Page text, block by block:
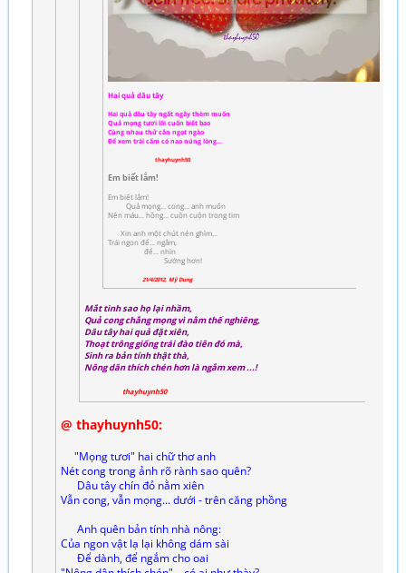
Hai quả dâu tây
Hai quả dâu tây ngất ngây thèm muốn
Quả mọng tươi lôi cuốn biết bao
Cùng nhau thử cắn ngọt ngào
Để xem trái cấm có nao núng lòng...
thayhuynh50
Em biết lắm!
Em biết lắm!
Quả mọng... cong... anh muốn
Nên máu... hồng... cuồn cuộn trong tim
Xin anh một chút nén ghìm...
Trái ngon để... ngắm,
để... nhìn
Sướng hơn!
21/4/2012, Mỹ Dung
Mắt tinh sao họ lại nhầm,
Quả cong chẳng mọng vì nằm thế nghiêng,
Dâu tây hai quả đặt xiên,
Thoạt trông giống trái đào tiên đó mà,
Sinh ra bản tính thật thà,
Nông dân thích chén hơn là ngắm xem ...!
thayhuynh50
@ thayhuynh50:
"Mọng tươi" hai chữ thơ anh
Nét cong trong ảnh rõ rành sao quên?
Dâu tây chín đỏ nằm xiên
Vẫn cong, vẫn mọng... dưới - trên căng phồng
Anh quên bản tính nhà nông:
Của ngon vật lạ lại không dám sài
Để dành, để ngắm cho oai